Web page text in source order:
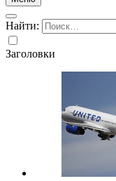
Найти:
Заголовки